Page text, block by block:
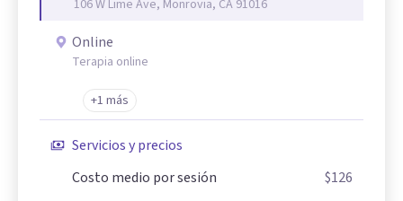
106 W Lime Ave, Monrovia, CA 91016
Online
Terapia online
+1 más
Servicios y precios
Costo medio por sesión
$126